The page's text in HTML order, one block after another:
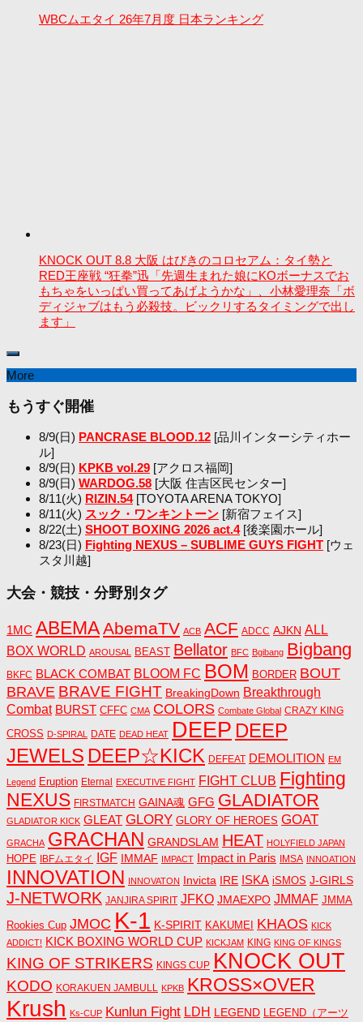
WBCムエタイ 26年7月度 日本ランキング
KNOCK OUT 8.8 大阪 はびきのコロセアム：タイ勢と
RED王座戦 “狂拳”迅「先週生まれた娘にKOボーナスでお
もちゃをいっぱい買ってあげようかな」、小林愛理奈「ボ
ディジャブはもう必殺技。ビックリするタイミングで出し
ます」
More
もうすぐ開催
8/9(日) PANCRASE BLOOD.12 [品川インターシティホー
ル]
8/9(日) KPKB vol.29 [アクロス福岡]
8/9(日) WARDOG.58 [大阪 住吉区民センター]
8/11(火) RIZIN.54[TOYOTA ARENA TOKYO]
8/11(火) スック・ワンキントーン [新宿フェイス]
8/22(土) SHOOT BOXING 2026 act.4[後楽園ホール]
8/23(日) Fighting NEXUS – SUBLIME GUYS FIGHT [ウェ
スタ川越]
大会・競技・分野別タグ
1MC ABEMA AbemaTV ACB ACF ADCC AJKN ALL
BOX WORLD AROUSAL BEAST Bellator BFC Bgibang Bigbang
BKFC BLACK COMBAT BLOOM FC BOM BORDER BOUT
BRAVE BRAVE FIGHT BreakingDown Breakthrough
Combat BURST CFFC CMA COLORS Combate Global CRAZY KING
CROSS D-SPIRAL DATE DEAD HEAT DEEP DEEP
JEWELS DEEP☆KICK DEFEAT DEMOLITION EM
Legend Eruption Eternal EXECUTIVE FIGHT FIGHT CLUB Fighting
NEXUS FIRSTMATCH GAINA魂 GFG GLADIATOR
GLADIATOR KICK GLEAT GLORY GLORY OF HEROES GOAT
GRACHA GRACHAN GRANDSLAM HEAT HOLYFIELD JAPAN
HOPE IBFムエタイ IGF IMMAF IMPACT Impact in Paris IMSA INNOATION
INNOVATION INNOVATON Invicta IRE ISKA iSMOS J-GIRLS
J-NETWORK JANJIRA SPIRIT JFKO JMAEXPO JMMAF JMMA
Rookies Cup JMOC K-1 K-SPIRIT KAKUMEI KHAOS KICK
ADDICT! KICK BOXING WORLD CUP KICKJAM KING KING OF KINGS
KING OF STRIKERS KINGS CUP KNOCK OUT
KODO KORAKUEN JAMBULL KPKB KROSS×OVER
Krush Ks-CUP Kunlun Fight LDH LEGEND LEGEND（アーツ